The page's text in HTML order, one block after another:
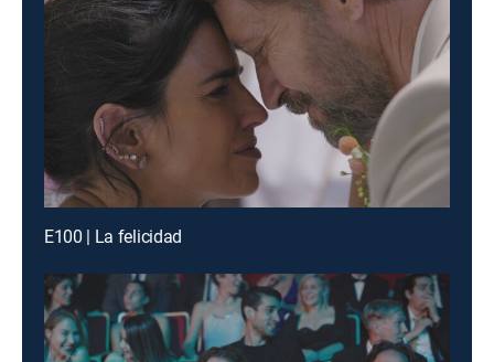
E100 | La felicidad